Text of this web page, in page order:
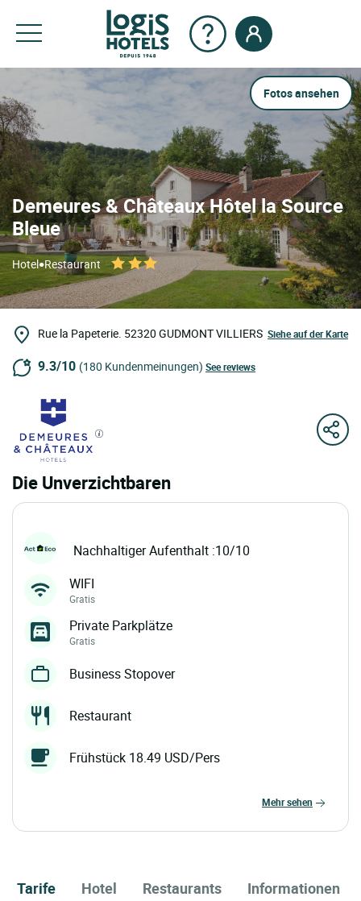
Fotos ansehen
Demeures & Châteaux Hôtel la Source
Bleue
Hotel•Restaurant
Rue la Papeterie. 52320 GUDMONT VILLIERS Siehe auf der Karte
9.3/10 (180 Kundenmeinungen) See reviews
Die Unverzichtbaren
Nachhaltiger Aufenthalt :10/10
WIFI
Gratis
Private Parkplätze
Gratis
Business Stopover
Restaurant
Frühstück 18.49 USD/Pers
mehr sehen
Tarife Hotel Restaurants Informationen